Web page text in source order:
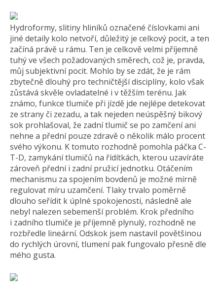
Hydroformy, slitiny hliníků označené číslovkami ani
jiné detaily kolo netvoří, důležitý je celkový pocit, a ten
začíná právě u rámu. Ten je celkově velmi příjemně
tuhý ve všech požadovaných směrech, což je, pravda,
můj subjektivní pocit. Mohlo by se zdát, že je rám
zbytečně dlouhý pro techničtější disciplíny, kolo však
zůstává skvěle ovladatelné i v těžším terénu. Jak
známo, funkce tlumiče při jízdě jde nejlépe detekovat
ze strany či zezadu, a tak nejeden neúspěšný bikový
sok prohlašoval, že zadní tlumič se po zamčení ani
nehne a přední pouze zdravě o několik málo procent
svého výkonu. K tomuto rozhodně pomohla páčka C-
T-D, zamykání tlumičů na řídítkách, kterou uzavíráte
zároveň přední i zadní pružicí jednotku. Otáčením
mechanismu za spojením bovdenů je možné mírně
regulovat míru uzamčení. Tlaky trvalo poměrně
dlouho seřídit k úplné spokojenosti, následně ale
nebyl nalezen sebemenší problém. Krok předního
i zadního tlumiče je příjemně plynulý, rozhodně ne
rozbředle lineární. Odskok jsem nastavil povětšinou
do rychlých úrovní, tlumení pak fungovalo přesně dle
mého gusta.